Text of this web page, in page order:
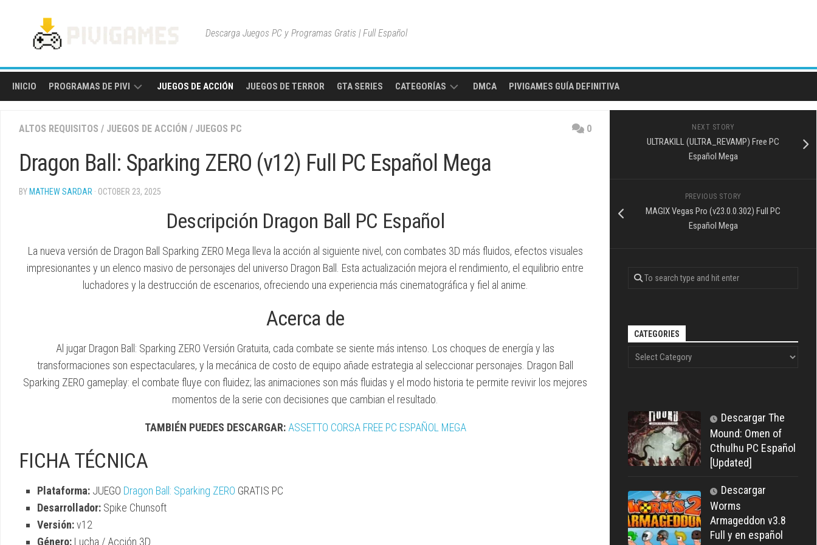
Descarga Juegos PC y Programas Gratis | Full Español
INICIO PROGRAMAS DE PIVI
Y
JUEGOS DE ACCIÓN JUEGOS DE TERROR GTA SERIES CATEGORÍAS
MUNDO
ABIERTO
AVENTURA
DE
ACCIÓN
DMCA PIVIGAMES GUÍA DEFINITIVA
ALTOS REQUISITOS / JUEGOS DE ACCIÓN / JUEGOS PC 0
Dragon Ball: Sparking ZERO (v12) Full PC Español Mega
BY MATHEW SARDAR · OCTOBER 23, 2025
Descripción Dragon Ball PC Español
La nueva versión de Dragon Ball Sparking ZERO Mega lleva la acción al siguiente nivel, con combates 3D más fluidos, efectos visuales
impresionantes y un elenco masivo de personajes del universo Dragon Ball. Esta actualización mejora el rendimiento, el equilibrio entre
luchadores y la destrucción de escenarios, ofreciendo una experiencia más cinematográfica y fiel al anime.
Acerca de
Al jugar Dragon Ball: Sparking ZERO Versión Gratuita, cada combate se siente más intenso. Los choques de energía y las
transformaciones son espectaculares, y la mecánica de costo de equipo añade estrategia al seleccionar personajes. Dragon Ball
Sparking ZERO gameplay: el combate fluye con fluidez; las animaciones son más fluidas y el modo historia te permite revivir los mejores
momentos de la serie con decisiones que cambian el resultado.
TAMBIÉN PUEDES DESCARGAR: ASSETTO CORSA FREE PC ESPAÑOL MEGA
FICHA TÉCNICA
Plataforma: JUEGO Dragon Ball: Sparking ZERO GRATIS PC
Desarrollador: Spike Chunsoft
Versión:v12
Género: Lucha / Acción 3D
NEXT STORY
ULTRAKILL (ULTRA_REVAMP) Free PC
Español Mega
PREVIOUS STORY
MAGIX Vegas Pro (v23.0.0.302) Full PC
Español Mega
CATEGORIES
Descargar The
Mound: Omen of
Cthulhu PC Español
[Updated]
Descargar
Worms
Armageddon v3.8
Full y en español